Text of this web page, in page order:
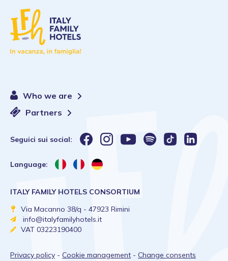
Who we are
Partners
Seguici sui social:
Language:
ITALY FAMILY HOTELS CONSORTIUM
Via Macanno 38/q - 47923 Rimini
info@italyfamilyhotels.it
VAT 03223190400
Privacy policy - Cookie management - Change consents